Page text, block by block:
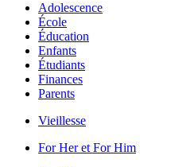
Adolescence
École
Éducation
Enfants
Étudiants
Finances
Parents
Vieillesse
For Her et For Him